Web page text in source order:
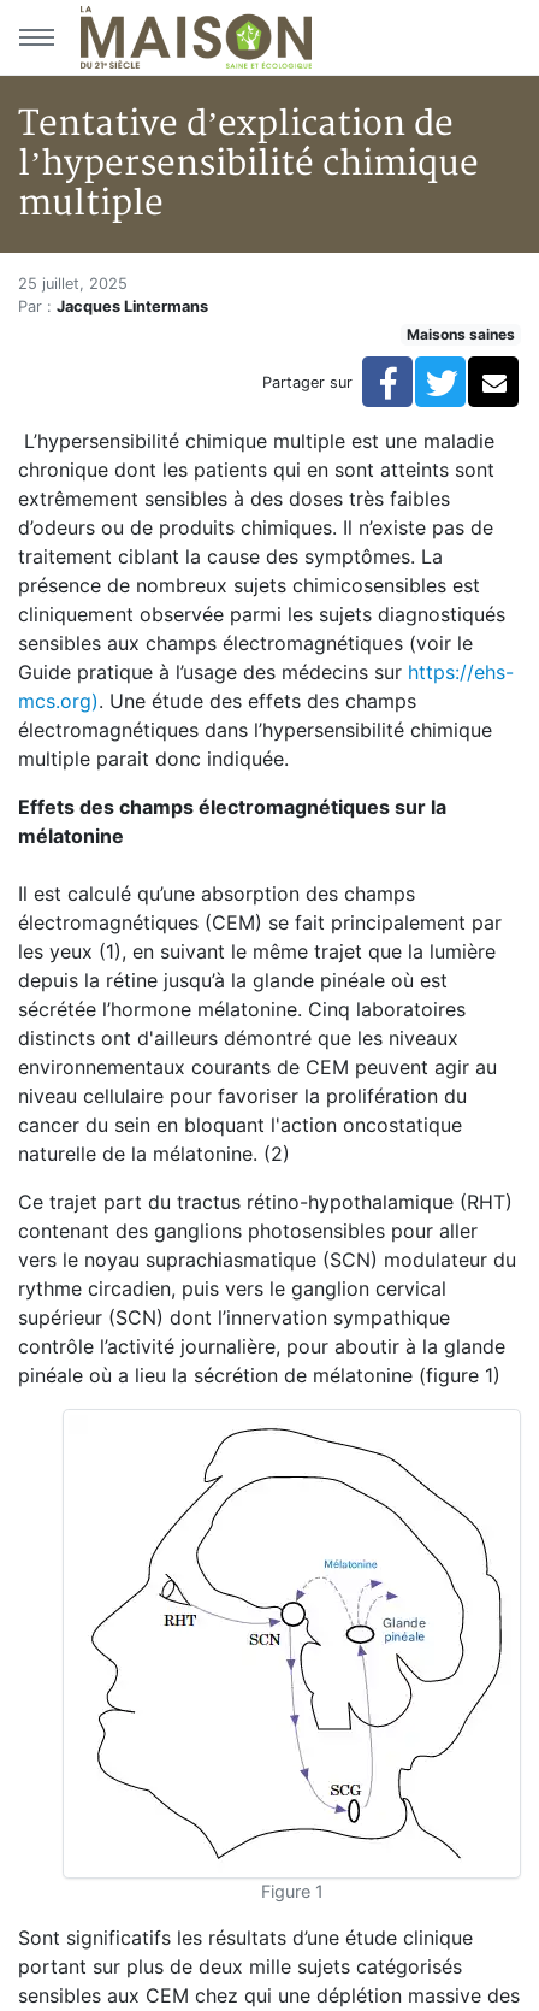
Aller au menu principal
Aller au contenu principal
Tentative d’explication de
l’hypersensibilité chimique
multiple
Accueil
Articles
Hypersensibilités environnementales
Tentative d’explication de l’hypersensibilité chimique
Tentative d’explication de
25 juillet, 2025
Par : Jacques Lintermans
Maisons saines
Partager sur Facebook
L’hypersensibilité chimique multiple est une maladie
chronique dont les patients qui en sont atteints sont
extrêmement sensibles à des doses très faibles
d’odeurs ou de produits chimiques. Il n’existe pas de
traitement ciblant la cause des symptômes. La
présence de nombreux sujets chimicosensibles est
cliniquement observée parmi les sujets diagnostiqués
sensibles aux champs électromagnétiques (voir le
Guide pratique à l’usage des médecins sur https://ehs-
mcs.org). Une étude des effets des champs
électromagnétiques dans l’hypersensibilité chimique
multiple parait donc indiquée.
Effets des champs électromagnétiques sur la
mélatonine
Il est calculé qu’une absorption des champs
électromagnétiques (CEM) se fait principalement par
les yeux (1), en suivant le même trajet que la lumière
depuis la rétine jusqu’à la glande pinéale où est
sécrétée l’hormone mélatonine. Cinq laboratoires
distincts ont d'ailleurs démontré que les niveaux
environnementaux courants de CEM peuvent agir au
niveau cellulaire pour favoriser la prolifération du
cancer du sein en bloquant l'action oncostatique
naturelle de la mélatonine. (2)
Ce trajet part du tractus rétino-hypothalamique (RHT)
contenant des ganglions photosensibles pour aller
vers le noyau suprachiasmatique (SCN) modulateur du
rythme circadien, puis vers le ganglion cervical
supérieur (SCN) dont l’innervation sympathique
contrôle l’activité journalière, pour aboutir à la glande
pinéale où a lieu la sécrétion de mélatonine (figure 1)
Figure 1
Sont significatifs les résultats d’une étude clinique
portant sur plus de deux mille sujets catégorisés
sensibles aux CEM chez qui une déplétion massive des